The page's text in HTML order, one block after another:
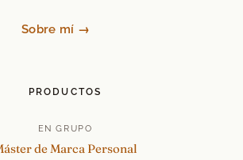
Sobre mí →
PRODUCTOS
EN GRUPO
de Marca Personal